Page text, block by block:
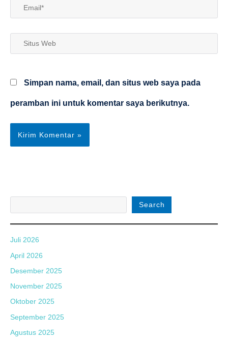
Email*
Situs
Simpan nama, email, dan situs web saya pada
peramban ini untuk komentar saya berikutnya.
Search
Juli 2026
April 2026
Desember 2025
November 2025
Oktober 2025
September 2025
Agustus 2025